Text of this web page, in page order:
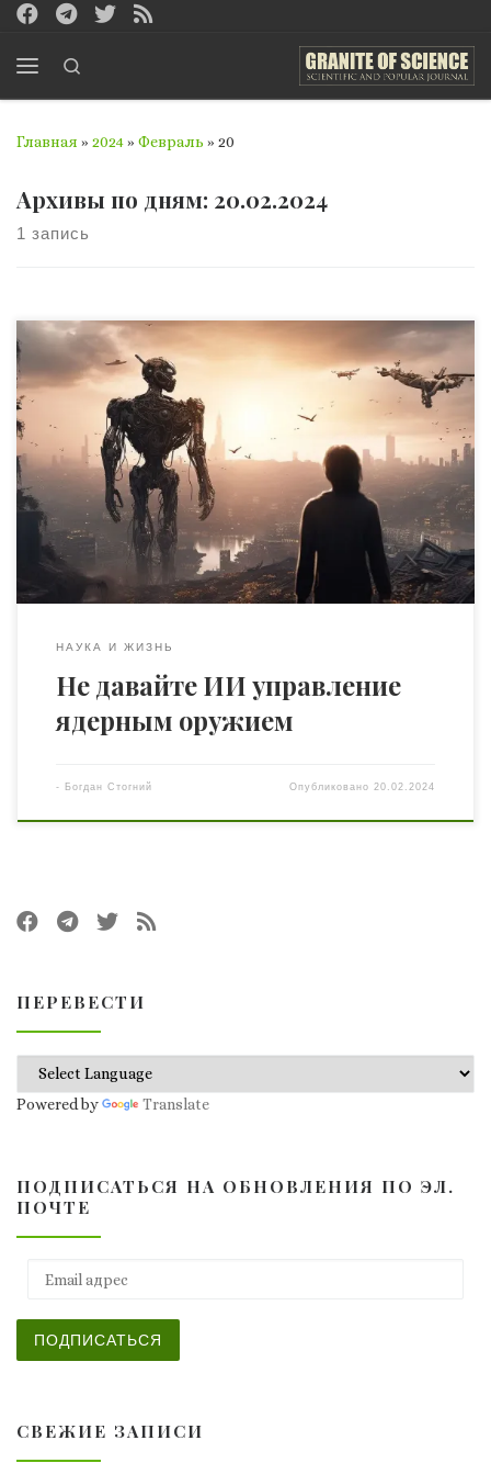
Перейти к содержимому
Главная » 2024» Февраль » 20
Архивы по дням: 20.02.2024
1 запись
Недавно ученые из Стэнфордского университета и ряда
других научных институтов США исследовали, как
нейросети на основе языковых моделей поведут себя
при принятии геополитических решений. Пишет
издание Futurism со ссылкой на научную статью ученых.
В исследовании использовались языковые модели на
основе GPT-4, GPT-3.5, Claude 2 и Llama 2. Согласно
эксперименту, в […]
НАУКА И ЖИЗНЬ
Не давайте ИИ управление
ядерным оружием
- Богдан Стогний Опубликовано 20.02.2024
ПЕРЕВЕСТИ
Powered by Translate
ПОДПИСАТЬСЯ НА ОБНОВЛЕНИЯ ПО ЭЛ.
ПОЧТЕ
ПОДПИСАТЬСЯ
СВЕЖИЕ ЗАПИСИ